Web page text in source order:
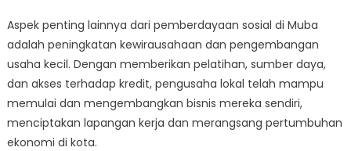
Aspek penting lainnya dari pemberdayaan sosial di Muba
adalah peningkatan kewirausahaan dan pengembangan
usaha kecil. Dengan memberikan pelatihan, sumber daya,
dan akses terhadap kredit, pengusaha lokal telah mampu
memulai dan mengembangkan bisnis mereka sendiri,
menciptakan lapangan kerja dan merangsang pertumbuhan
ekonomi di kota.